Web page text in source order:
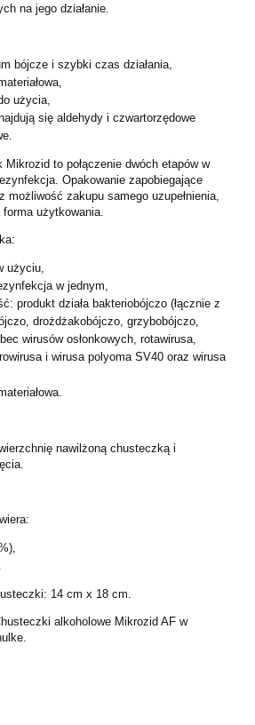
na jego działanie.
bójcze i szybki czas działania,
użycia,
się aldehydy i czwartorzędowe
to połączenie dwóch etapów w
Opakowanie zapobiegające
możliwość zakupu samego uzupełnienia,
użytkowania.
użyciu,
w jednym,
produkt działa bakteriobójczo (łącznie z
drożdżakobójczo, grzybobójczo,
wirusów osłonkowych, rotawirusa,
i wirusa polyoma SV40 oraz wirusa
nawilżoną chusteczką i
14 cm x 18 cm.
alkoholowe Mikrozid AF w